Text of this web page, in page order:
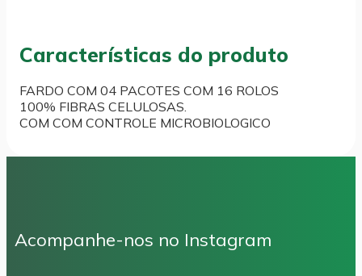
Características do produto
FARDO COM 04 PACOTES COM 16 ROLOS
100% FIBRAS CELULOSAS.
COM COM CONTROLE MICROBIOLOGICO
Acompanhe-nos no Instagram